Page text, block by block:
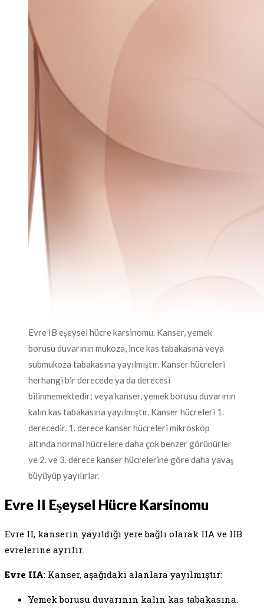
Evre IB eşeysel hücre karsinomu. Kanser, yemek
borusu duvarının mukoza, ince kas tabakasına veya
submukoza tabakasına yayılmıştır. Kanser hücreleri
herhangi bir derecede ya da derecesi
bilinmemektedir; veya kanser, yemek borusu duvarının
kalın kas tabakasına yayılmıştır. Kanser hücreleri 1.
derecedir. 1. derece kanser hücreleri mikroskop
altında normal hücrelere daha çok benzer görünürler
ve 2. ve 3. derece kanser hücrelerine göre daha yavaş
büyüyüp yayılırlar.
Evre II Eşeysel Hücre Karsinomu
Evre II, kanserin yayıldığı yere bağlı olarak IIA ve IIB
evrelerine ayrılır.
Evre IIA: Kanser, aşağıdaki alanlara yayılmıştır:
Yemek borusu duvarının kalın kas tabakasına.